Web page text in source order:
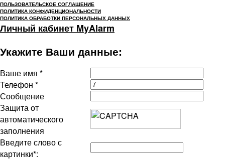
ПОЛЬЗОВАТЕЛЬСКОЕ СОГЛАШЕНИЕ
ПОЛИТИКА КОНФИДЕНЦИОНАЛЬНОСТИ
ПОЛИТИКА ОБРАБОТКИ ПЕРСОНАЛЬНЫХ ДАННЫХ
Личный кабинет MyAlarm
Укажите Ваши данные:
Ваше имя *
Телефон *
Сообщение
Защита от
автоматического
заполнения
Введите слово с
картинки*: